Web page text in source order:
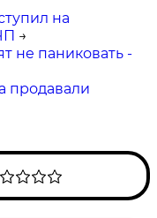
на
→
не паниковать -
продавали